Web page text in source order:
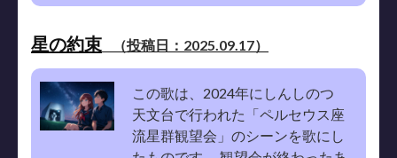
星の約束 （投稿日：2025.09.17）
この歌は、2024年にしんしのつ
天文台で行われた「ペルセウス座
流星群観望会」のシーンを歌にし